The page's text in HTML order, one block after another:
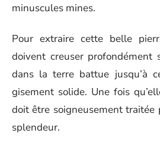
minuscules mines.
Pour extraire cette belle
doivent creuser
dans la terre battue jusqu’à
gisement solide. Une fois
doit être soigneusement traitée
splendeur.